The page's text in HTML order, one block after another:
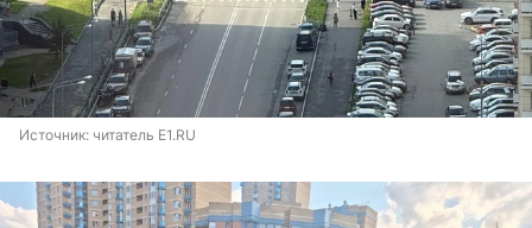
Источник: читатель E1.RU